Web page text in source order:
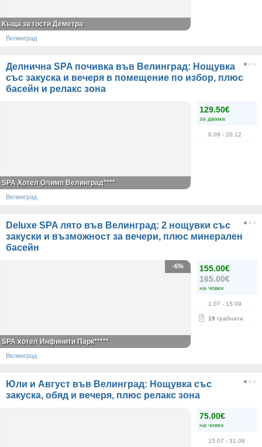
Къща за гости Деметра
Велинград
Делнична SPA почивка във Велинград: Нощувка
със закуска и вечеря в помещение по избор, плюс
басейн и релакс зона
129.50€
за двама
8.09 - 20.12
SPA Хотел Олимп Велинград****
Велинград
Deluxe SPA лято във Велинград: 2 нощувки със
закуски и възможност за вечери, плюс минерален
басейн
155.00€
165.00€
на човек
1.07 - 15.09
19 грабнати
-6%
SPA хотел Инфинити Парк*****
Велинград
Юли и Август във Велинград: Нощувка със
закуска, обяд и вечеря, плюс релакс зона
75.00€
на човек
15.07 - 31.08